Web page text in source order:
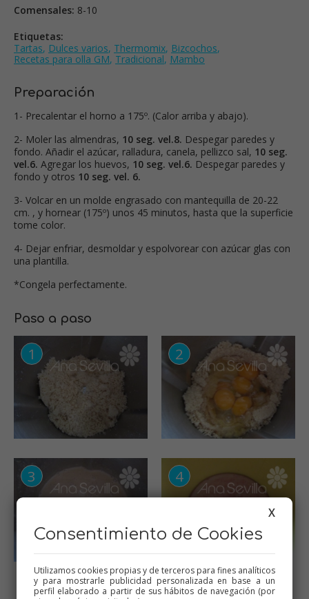
Comensales: 8-10
Etiquetas:
Tartas, Dulces varios, Thermomix, Bizcochos,
Recetas para olla GM, Tradicional, Mambo
Preparación
1- Precalentar el horno a 175º. (Calor arriba y abajo).
2- Moler las almendras, 10 seg. vel.8. Despegar paredes y
fondo. Añadir el azúcar, ralladura, canela, pellizco sal, 10 seg.
vel.6. Agregar los huevos, 10 seg. vel.6. Despegar paredes y
fondo y otros 10 seg. vel. 6.
3- Volcar en un molde engrasado con mantequilla de 20-22
cm. , y hornear (175º) unos 45 minutos, hasta que la superficie
tome color.
4- Dejar enfriar, desmoldar y espolvorear con azúcar glas con
una plantilla.
*Congela perfectamente.
Paso a paso
X
Consentimiento de Cookies
Utilizamos cookies propias y de terceros para fines analíticos
y para mostrarle publicidad personalizada en base a un
perfil elaborado a partir de sus hábitos de navegación (por